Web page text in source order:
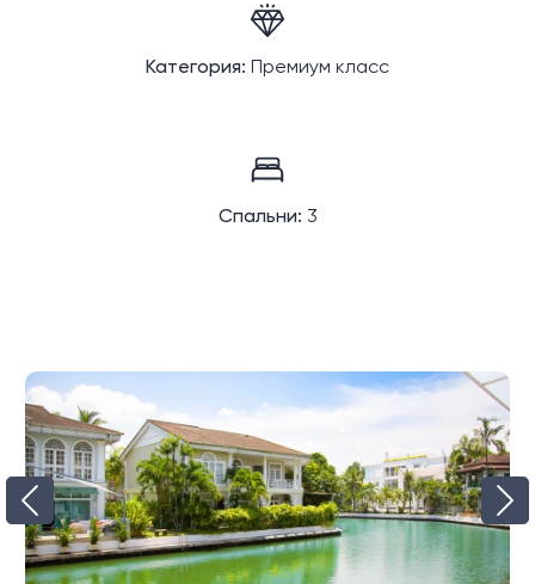
Категория: Премиум класс
Спальни: 3